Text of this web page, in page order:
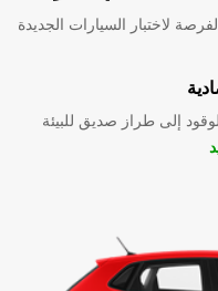
لاختبار السيارات الجديدة
إلى طراز صديق للبيئة